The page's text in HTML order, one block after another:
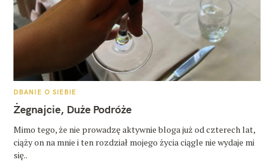
K
T
E
O
R
I
DBANIE O SIEBIE
Żegnajcie, Duże Podróże
Mimo tego, że nie prowadzę aktywnie bloga już od czterech lat,
ciąży on na mnie i ten rozdział mojego życia ciągle nie wydaje mi
się..